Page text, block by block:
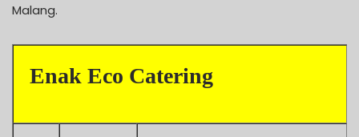
Malang.
Enak Eco Catering